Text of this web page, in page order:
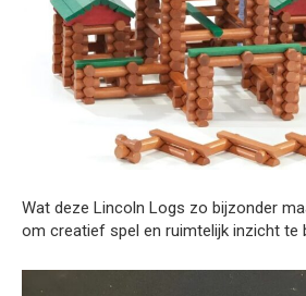
Wat deze Lincoln Logs zo bijzonder
om creatief spel en ruimtelijk inzicht te